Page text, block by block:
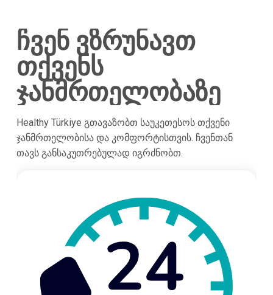
ჩვენ ვზრუნავთ
თქვენს
ჯანმრთელობაზე
Healthy Türkiye გთავაზობთ საუკეთესოს თქვენი
ჯანმრთელობისა და კომფორტისთვის. ჩვენთან
თავს განსაკუთრებულად იგრძნობთ.